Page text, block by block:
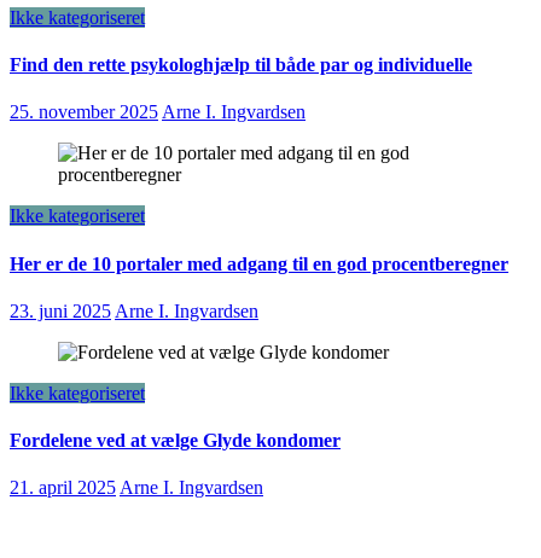
Ikke kategoriseret
Find den rette psykologhjælp til både par og individuelle
25. november 2025Arne I. Ingvardsen
Ikke kategoriseret
Her er de 10 portaler med adgang til en god procentberegner
23. juni 2025 Arne I. Ingvardsen
Ikke kategoriseret
Fordelene ved at vælge Glyde kondomer
21. april 2025Arne I. Ingvardsen